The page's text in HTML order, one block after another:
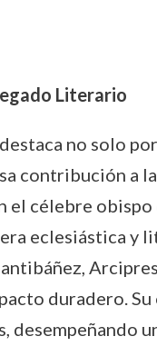
Literario
no solo
contribución a
el célebre
eclesiástica y
duradero.